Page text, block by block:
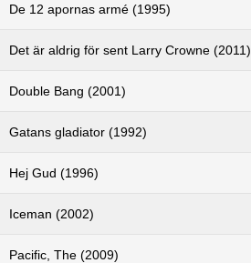
De 12 apornas armé (1995)
Det är aldrig för sent Larry Crowne (2011)
Double Bang (2001)
Gatans gladiator (1992)
Hej Gud (1996)
Iceman (2002)
Pacific, The (2009)